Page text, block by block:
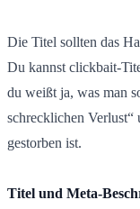
Die Titel sollten das
Du kannst clickbait-
du weißt ja, was man
schrecklichen Verlust“
gestorben ist.
Titel und Meta-